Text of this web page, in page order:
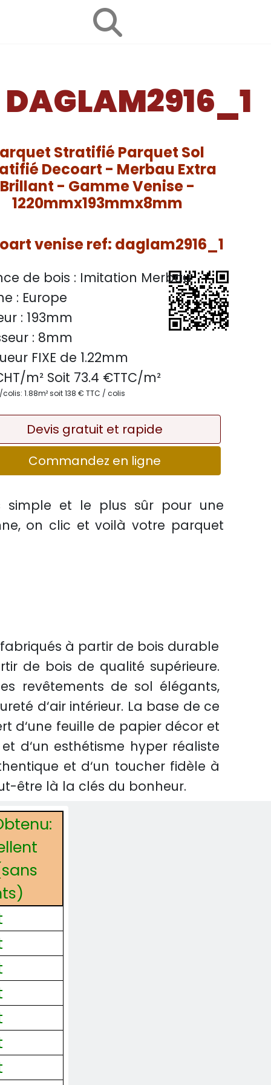
Stratifié Parquet Sol
Decoart - Merbau Extra
Brillant - Gamme Venise -
1220mmx193mmx8mm
venise ref: daglam2916_1
de bois : Imitation Merbau
: Europe
: 193mm
: 8mm
FIXE de 1.22mm
m² Soit 73.4 €TTC/m²
1.88m² soit 138 € TTC / colis
Devis gratuit et rapide
Commandez en ligne
simple et le plus sûr pour une
on clic et voilà votre parquet
à partir de bois durable
de bois de qualité supérieure.
revêtements de sol élégants,
d‘air intérieur. La base de ce
d‘une feuille de papier décor et
d‘un esthétisme hyper réaliste
et d‘un toucher fidèle à
être là la clés du bonheur.